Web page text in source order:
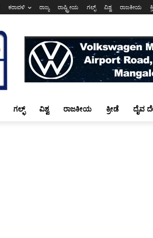
ಕರಾವಳಿ ರಾಜ್ಯ ರಾಷ್ಟ್ರೀಯ ಗಲ್ಫ್ ವಿಶ್ವ ರಾಜಕೀಯ
ಗಲ್ಫ್ ವಿಶ್ವ ರಾಜಕೀಯ ಕ್ರೀಡೆ ದೈವ